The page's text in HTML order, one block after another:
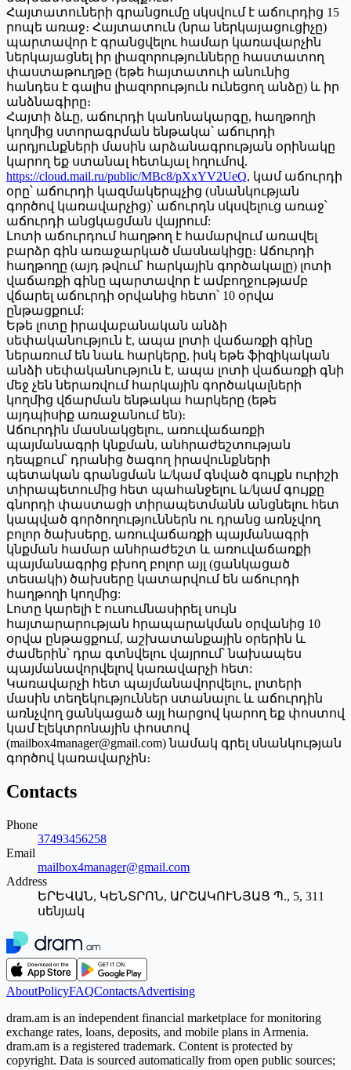
Հայտատուների գրանցումը սկսվում է աճուրդից 15
րոպե առաջ։ Հայտատուն (նրա ներկայացուցիչը)
պարտավոր է գրանցվելու համար կառավարչին
ներկայացնել իր լիազորությունները հաստատող
փաստաթուղթը (եթե հայտատուի անունից
հանդես է գալիս լիազորություն ունեցող անձը) և իր
անձնագիրը։
Հայտի ձևը, աճուրդի կանոնակարգը, հաղթողի
կողմից ստորագրման ենթակա՝ աճուրդի
արդյունքների մասին արձանագրության օրինակը
կարող եք ստանալ հետևյալ հղումով.
https://cloud.mail.ru/public/MBc8/pXxYV2UeQ, կամ աճուրդի
օրը՝ աճուրդի կազմակերպչից (սնանկության
գործով կառավարչից)՝ աճուրդն սկսվելուց առաջ՝
աճուրդի անցկացման վայրում:
Լոտի աճուրդում հաղթող է համարվում առավել
բարձր գին առաջարկած մասնակիցը։ Աճուրդի
հաղթողը (այդ թվում՝ հարկային գործակալը) լոտի
վաճառքի գինը պարտավոր է ամբողջությամբ
վճարել աճուրդի օրվանից հետո՝ 10 օրվա
ընթացքում:
Եթե լոտը իրավաբանական անձի
սեփականություն է, ապա լոտի վաճառքի գինը
ներառում են նաև հարկերը, իսկ եթե ֆիզիկական
անձի սեփականություն է, ապա լոտի վաճառքի գնի
մեջ չեն ներառվում հարկային գործակալների
կողմից վճարման ենթակա հարկերը (եթե
այդպիսիք առաջանում են)։
Աճուրդին մասնակցելու, առուվաճառքի
պայմանագրի կնքման, անհրաժեշտության
դեպքում՝ դրանից ծագող իրավունքների
պետական գրանցման և/կամ գնված գույքն ուրիշի
տիրապետումից հետ պահանջելու և/կամ գույքը
գնորդի փաստացի տիրապետմանն անցնելու հետ
կապված գործողություններն ու դրանց առնչվող
բոլոր ծախսերը, առուվաճառքի պայմանագրի
կնքման համար անհրաժեշտ և առուվաճառքի
պայմանագրից բխող բոլոր այլ (ցանկացած
տեսակի) ծախսերը կատարվում են աճուրդի
հաղթողի կողմից:
Լոտը կարելի է ուսումնասիրել սույն
հայտարարության հրապարակման օրվանից 10
օրվա ընթացքում, աշխատանքային օրերին և
ժամերին՝ դրա գտնվելու վայրում՝ նախապես
պայմանավորվելով կառավարչի հետ:
Կառավարչի հետ պայմանավորվելու, լոտերի
մասին տեղեկություններ ստանալու և աճուրդին
առնչվող ցանկացած այլ հարցով կարող եք փոստով
կամ էլեկտրոնային փոստով
(mailbox4manager@gmail.com) նամակ գրել սնանկության
գործով կառավարչին։
Contacts
Phone
37493456258
Email
mailbox4manager@gmail.com
Address
ԵՐԵՎԱՆ, ԿԵՆՏՐՈՆ, ԱՐՇԱԿՈՒՆՅԱՑ Պ., 5, 311
սենյակ
AboutPolicyFAQContactsAdvertising
dram.am is an independent financial marketplace for monitoring
exchange rates, loans, deposits, and mobile plans in Armenia.
dram.am is a registered trademark. Content is protected by
copyright. Data is sourced automatically from open public sources;